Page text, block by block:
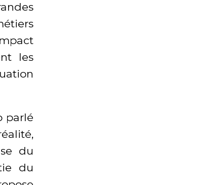
les
parlé
du
du